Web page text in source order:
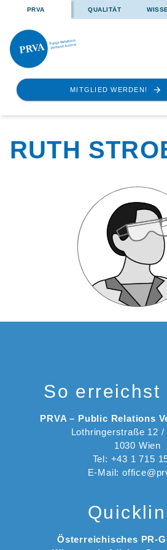
PRVA QUALITÄT
MITGLIED WERDEN!
RUTH
So erreichst
PRVA – Public Relations
Lothringerstraße 12 /
1030 Wien
Tel: +43 1 715
E-Mail:
Österreichisches PR-